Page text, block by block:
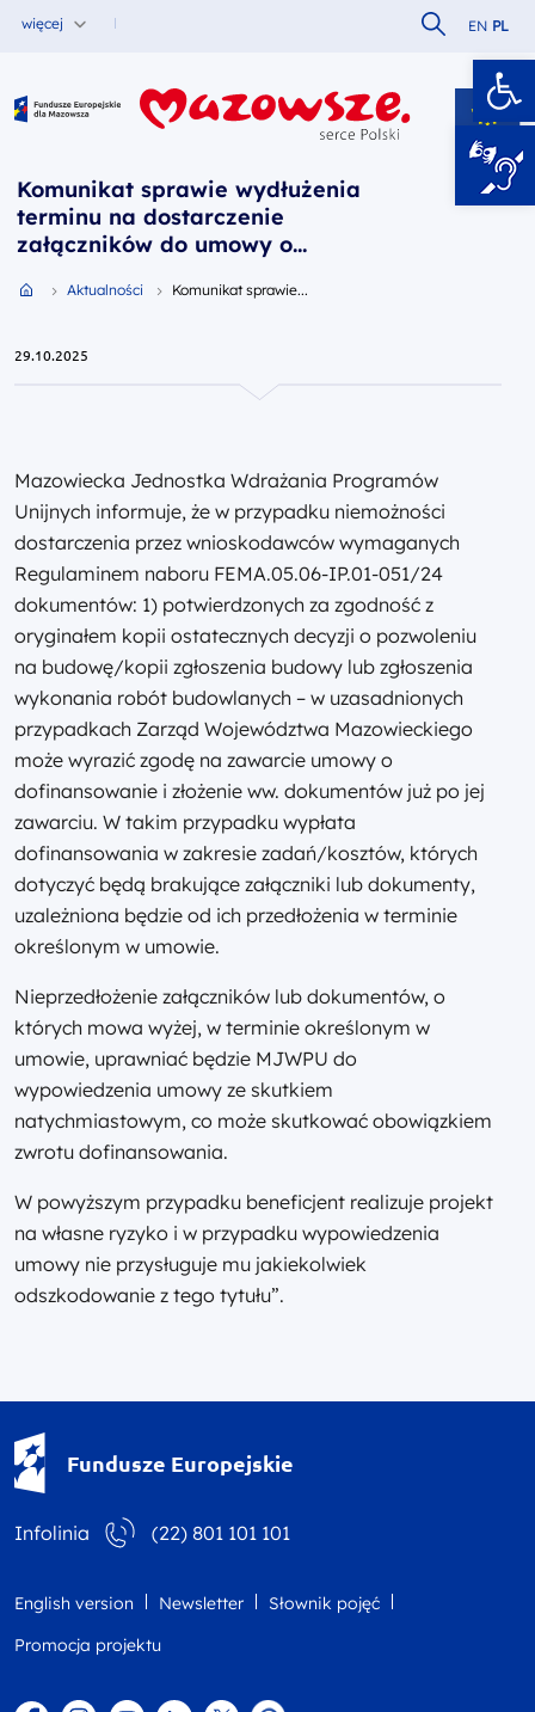
więcej Szukaj w
EN PL
Fundusze Europejskie dla Mazowsza
Komunikat sprawie wydłużenia
terminu na dostarczenie
załączników do umowy o
prawomocnych pozwoleń na
Przejdź do strony głównej portalu
Aktualności Komunikat sprawie...
29.10.2025
Mazowiecka Jednostka Wdrażania Programów
Unijnych informuje, że w przypadku niemożności
dostarczenia przez wnioskodawców wymaganych
Regulaminem naboru FEMA.05.06-IP.01-051/24
dokumentów: 1) potwierdzonych za zgodność z
oryginałem kopii ostatecznych decyzji o pozwoleniu
na budowę/kopii zgłoszenia budowy lub zgłoszenia
wykonania robót budowlanych – w uzasadnionych
przypadkach Zarząd Województwa Mazowieckiego
może wyrazić zgodę na zawarcie umowy o
dofinansowanie i złożenie ww. dokumentów już po jej
zawarciu. W takim przypadku wypłata
dofinansowania w zakresie zadań/kosztów, których
dotyczyć będą brakujące załączniki lub dokumenty,
uzależniona będzie od ich przedłożenia w terminie
określonym w umowie.
Nieprzedłożenie załączników lub dokumentów, o
których mowa wyżej, w terminie określonym w
umowie, uprawniać będzie MJWPU do
wypowiedzenia umowy ze skutkiem
natychmiastowym, co może skutkować obowiązkiem
zwrotu dofinansowania.
W powyższym przypadku beneficjent realizuje projekt
na własne ryzyko i w przypadku wypowiedzenia
umowy nie przysługuje mu jakiekolwiek
odszkodowanie z tego tytułu”.
Fundusze Europejskie
Infolinia (22) 801 101 101
English version Newsletter
Słownik pojęć
Promocja projektu